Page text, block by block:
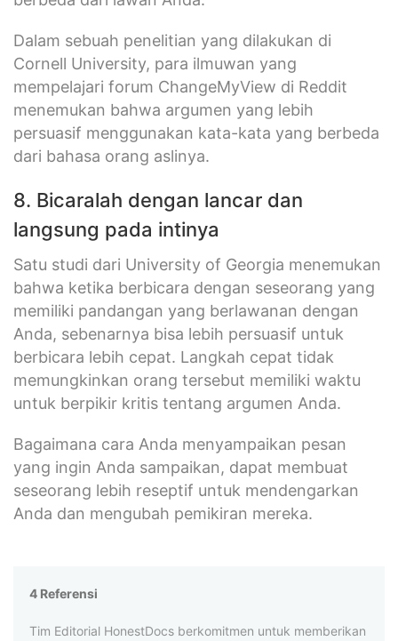
Dalam sebuah penelitian yang dilakukan di
Cornell University, para ilmuwan yang
mempelajari forum ChangeMyView di Reddit
menemukan bahwa argumen yang lebih
persuasif menggunakan kata-kata yang berbeda
dari bahasa orang aslinya.
8. Bicaralah dengan lancar dan
langsung pada intinya
Satu studi dari University of Georgia menemukan
bahwa ketika berbicara dengan seseorang yang
memiliki pandangan yang berlawanan dengan
Anda, sebenarnya bisa lebih persuasif untuk
berbicara lebih cepat. Langkah cepat tidak
memungkinkan orang tersebut memiliki waktu
untuk berpikir kritis tentang argumen Anda.
Bagaimana cara Anda menyampaikan pesan
yang ingin Anda sampaikan, dapat membuat
seseorang lebih reseptif untuk mendengarkan
Anda dan mengubah pemikiran mereka.
4 Referensi
Tim Editorial HonestDocs berkomitmen untuk memberikan